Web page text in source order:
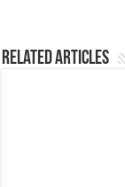
Related Articles